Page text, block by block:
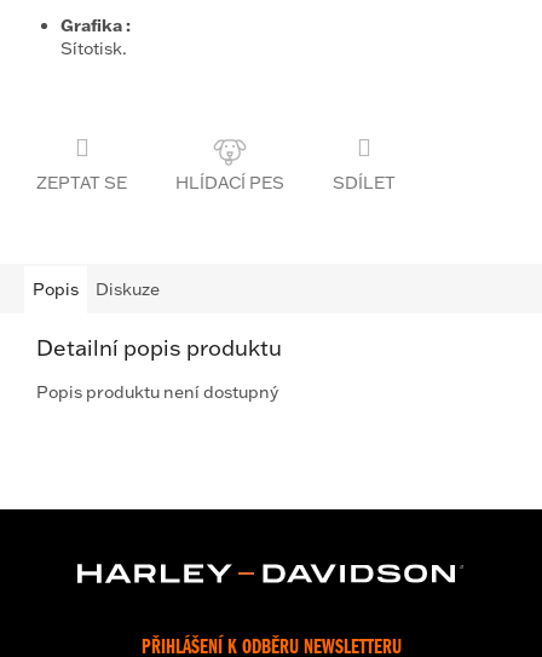
Grafika:
Sítotisk.
ZEPTAT SE SDÍLET
Popis Diskuze
Detailní popis produktu
Popis produktu není dostupný
PŘIHLÁŠENÍ K ODBĚRU NEWSLETTERU